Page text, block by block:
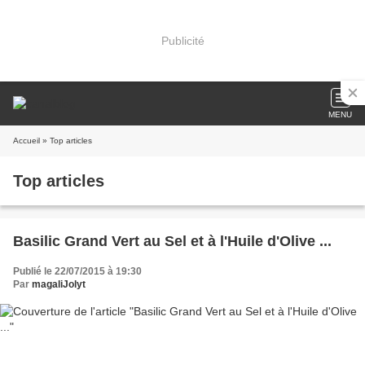
Publicité
MENU
Accueil » Top articles
Top articles
Basilic Grand Vert au Sel et à l'Huile d'Olive ...
Publié le 22/07/2015 à 19:30
Par magaliJolyt